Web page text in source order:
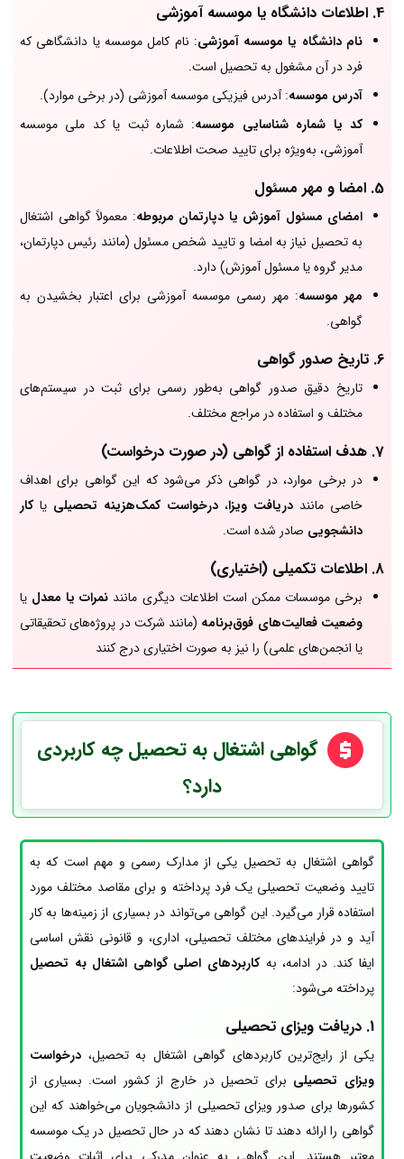
4. اطلاعات دانشگاه یا موسسه آموزشی
نام دانشگاه یا موسسه آموزشی: نام کامل موسسه یا دانشگاهی که
فرد در آن مشغول به تحصیل است.
آدرس موسسه: آدرس فیزیکی موسسه آموزشی (در برخی موارد).
کد یا شماره شناسایی موسسه: شماره ثبت یا کد ملی موسسه
آموزشی، به‌ویژه برای تایید صحت اطلاعات.
5. امضا و مهر مسئول
امضای مسئول آموزش یا دپارتمان مربوطه: معمولاً گواهی اشتغال
به تحصیل نیاز به امضا و تایید شخص مسئول (مانند رئیس دپارتمان،
مدیر گروه یا مسئول آموزش) دارد.
مهر موسسه: مهر رسمی موسسه آموزشی برای اعتبار بخشیدن به
گواهی.
6. تاریخ صدور گواهی
تاریخ دقیق صدور گواهی به‌طور رسمی برای ثبت در سیستم‌های
مختلف و استفاده در مراجع مختلف.
7. هدف استفاده از گواهی (در صورت درخواست)
در برخی موارد، در گواهی ذکر می‌شود که این گواهی برای اهداف
خاصی مانند دریافت ویزا، درخواست کمک‌هزینه تحصیلی یاکار
دانشجویی صادر شده است.
8. اطلاعات تکمیلی (اختیاری)
برخی موسسات ممکن است اطلاعات دیگری مانند نمرات یا معدل یا
وضعیت فعالیت‌های فوق‌برنامه (مانند شرکت در پروژه‌های تحقیقاتی
یا انجمن‌های علمی) را نیز به صورت اختیاری درج کنند
گواهی اشتغال به تحصیل چه کاربردی
دارد؟
گواهی اشتغال به تحصیل یکی از مدارک رسمی و مهم است که به
تایید وضعیت تحصیلی یک فرد پرداخته و برای مقاصد مختلف مورد
استفاده قرار می‌گیرد. این گواهی می‌تواند در بسیاری از زمینه‌ها به کار
آید و در فرایندهای مختلف تحصیلی، اداری، و قانونی نقش اساسی
ایفا کند. در ادامه، بهکاربردهای اصلی گواهی اشتغال به تحصیل
پرداخته می‌شود:
1. دریافت ویزای تحصیلی
یکی از رایج‌ترین کاربردهای گواهی اشتغال به تحصیل، درخواست
ویزای تحصیلی برای تحصیل در خارج از کشور است. بسیاری از
کشورها برای صدور ویزای تحصیلی از دانشجویان می‌خواهند که این
گواهی را ارائه دهند تا نشان دهند که در حال تحصیل در یک موسسه